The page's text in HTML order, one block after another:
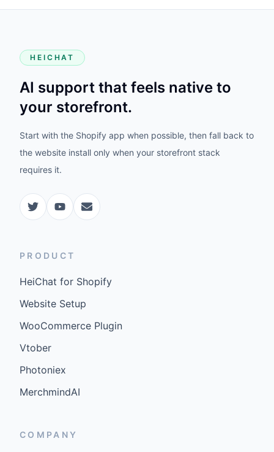
HEICHAT
AI support that feels native to
your storefront.
Start with the Shopify app when possible, then fall back to
the website install only when your storefront stack
requires it.
PRODUCT
HeiChat for Shopify
Website Setup
WooCommerce Plugin
Vtober
Photoniex
MerchmindAI
COMPANY